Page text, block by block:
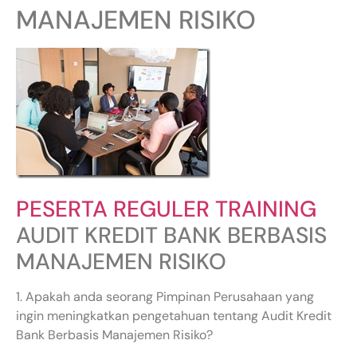
MANAJEMEN RISIKO
PESERTA REGULER TRAINING
AUDIT KREDIT BANK BERBASIS
MANAJEMEN RISIKO
1. Apakah anda seorang Pimpinan Perusahaan yang
ingin meningkatkan pengetahuan tentang Audit Kredit
Bank Berbasis Manajemen Risiko?